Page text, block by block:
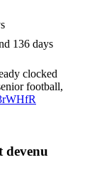
136 days
clocked
football,
devenu